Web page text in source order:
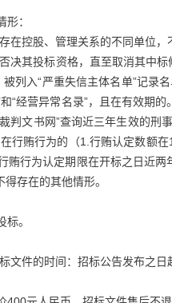
：
控股、管理关系的不同单位，
决其投标资格，直至取消其中
被列入“严重失信主体名单”记录
“经营异常名录”，且在有效期
判文书网”查询近三年生效的刑
行贿行为的（1.行贿认定数额
贿行为认定期限在开标之日近
存在的其他情形。
。
文件的时间：招标公告发布之